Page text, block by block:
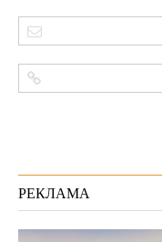
РЕКЛАМА